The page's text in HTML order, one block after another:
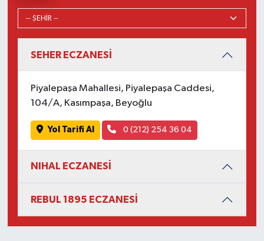
SEHER ECZANESİ
Piyalepaşa Mahallesi, Piyalepaşa Caddesi,
104/A, Kasımpaşa, Beyoğlu
Yol Tarifi Al 0 (212) 254 36 04
NIHAL ECZANESİ
REBUL 1895 ECZANESİ